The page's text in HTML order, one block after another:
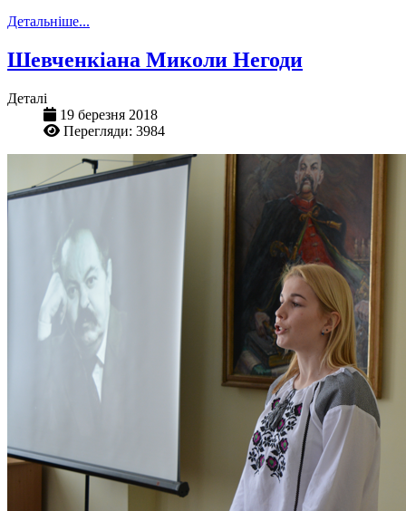
Детальніше...
Шевченкіана Миколи Негоди
Деталі
19 березня 2018
Перегляди: 3984